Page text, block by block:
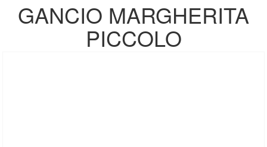
GANCIO MARGHERITA
PICCOLO